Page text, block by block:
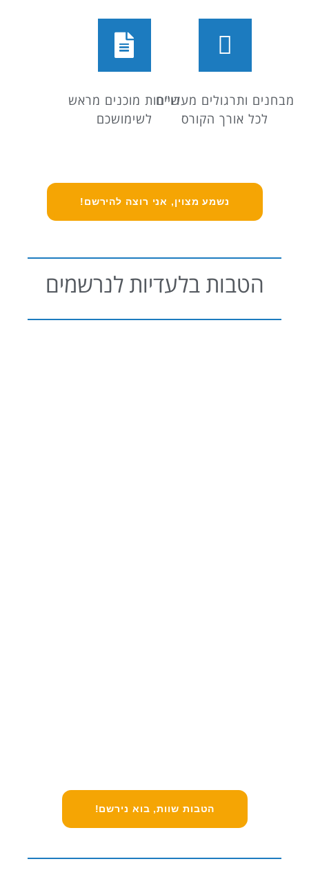
מבחנים ותרגולים מעשיים
לכל אורך הקורס
דו"חות מוכנים מראש
לשימושכם
נשמע מצוין, אני רוצה להירשם!
הטבות בלעדיות לנרשמים
הטבות שוות, בוא נירשם!